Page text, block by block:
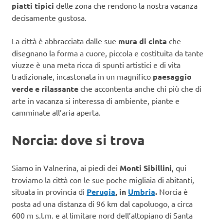
piatti tipici delle zona che rendono la nostra vacanza
decisamente gustosa.
La città è abbracciata dalle sue mura di cinta che
disegnano la forma a cuore, piccola e costituita da tante
viuzze è una meta ricca di spunti artistici e di vita
tradizionale, incastonata in un magnifico paesaggio
verde e rilassante che accontenta anche chi più che di
arte in vacanza si interessa di ambiente, piante e
camminate all’aria aperta.
Norcia: dove si trova
Siamo in Valnerina, ai piedi dei Monti Sibillini, qui
troviamo la città con le sue poche migliaia di abitanti,
situata in provincia di Perugia, in Umbria. Norcia è
posta ad una distanza di 96 km dal capoluogo, a circa
600 m s.l.m. e al limitare nord dell’altopiano di Santa